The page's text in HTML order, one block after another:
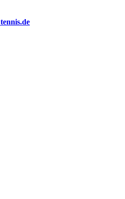
tennis.de